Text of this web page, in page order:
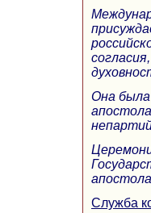
Она была
Служба